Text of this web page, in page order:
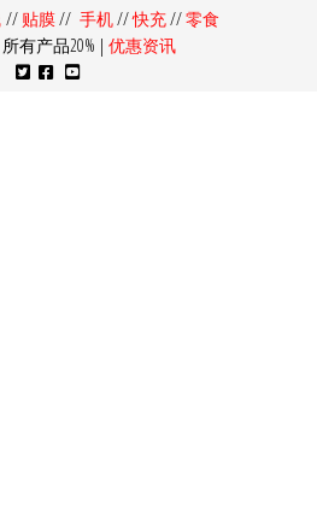
// 贴膜// 手机//快充//零食
有产品20% | 优惠资讯